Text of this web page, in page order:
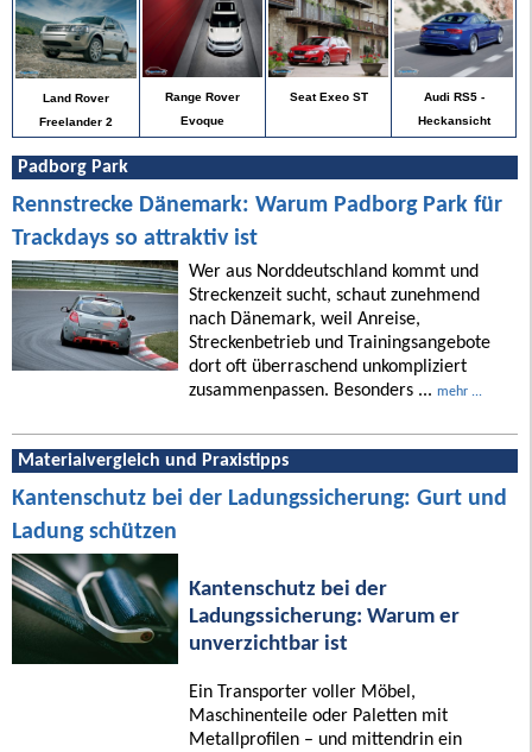
Land Rover
Freelander 2
Range Rover
Evoque
Seat Exeo ST
Audi RS5 -
Heckansicht
Padborg Park
Rennstrecke Dänemark: Warum Padborg Park für
Trackdays so attraktiv ist
Wer aus Norddeutschland kommt und
Streckenzeit sucht, schaut zunehmend
nach Dänemark, weil Anreise,
Streckenbetrieb und Trainingsangebote
dort oft überraschend unkompliziert
zusammenpassen. Besonders ... mehr ...
Materialvergleich und Praxistipps
Kantenschutz bei der Ladungssicherung: Gurt und
Ladung schützen
Kantenschutz bei der
Ladungssicherung: Warum er
unverzichtbar ist
Ein Transporter voller Möbel,
Maschinenteile oder Paletten mit
Metallprofilen – und mittendrin ein